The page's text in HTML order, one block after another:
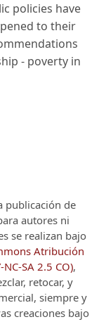
policies have
to their
- poverty in
publicación de
autores ni
se realizan bajo
Atribución
SA 2.5 CO),
retocar, y
siempre y
creaciones bajo